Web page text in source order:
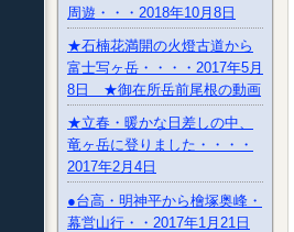
周遊・・・2018年10月8日
★石楠花満開の火燈古道から
富士写ヶ岳・・・・2017年5月
8日 ★御在所岳前尾根の動画
★立春・暖かな日差しの中、
竜ヶ岳に登りました・・・・
2017年2月4日
●台高・明神平から檜塚奥峰・
幕営山行・・2017年1月21日